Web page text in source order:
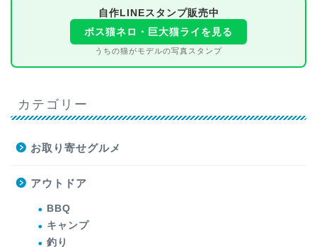
自作LINEスタンプ販売中
ボス猫ネロ・巨大猫ライを見る
うちの猫がモデルの写真スタンプ
カテゴリー
お取り寄せグルメ
アウトドア
BBQ
キャンプ
釣り